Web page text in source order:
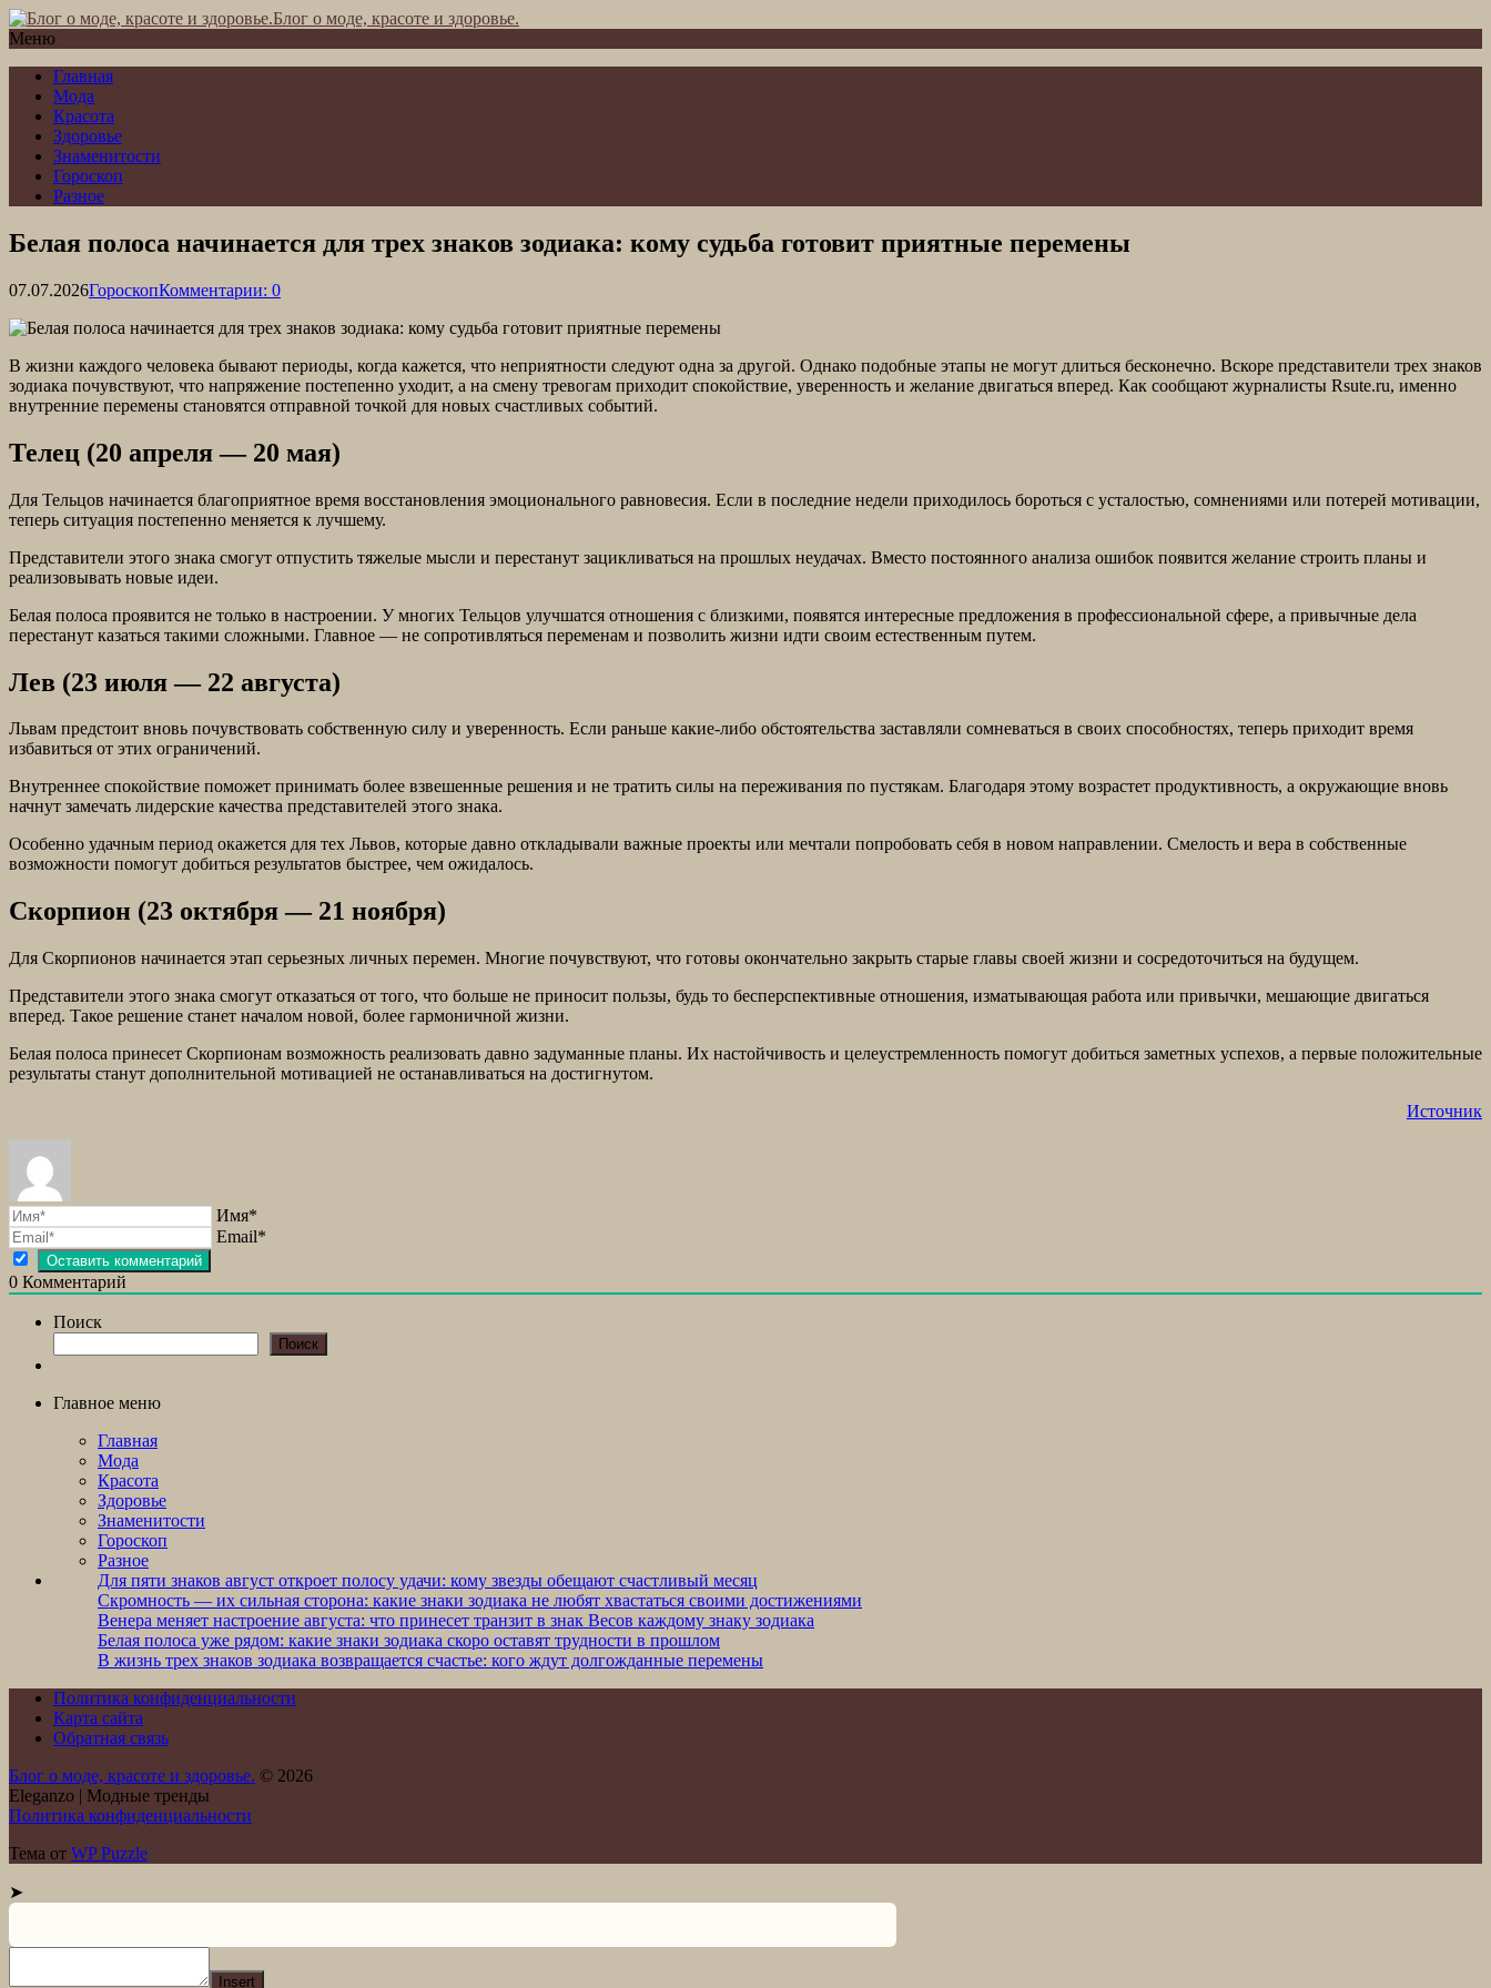
Блог о моде, красоте и здоровье.
Меню
Главная
Мода
Красота
Здоровье
Знаменитости
Гороскоп
Разное
Белая полоса начинается для трех знаков зодиака: кому судьба готовит приятные перемены
07.07.2026ГороскопКомментарии: 0
В жизни каждого человека бывают периоды, когда кажется, что неприятности следуют одна за другой. Однако подобные этапы не могут длиться бесконечно. Вскоре представители трех знаков
зодиака почувствуют, что напряжение постепенно уходит, а на смену тревогам приходит спокойствие, уверенность и желание двигаться вперед. Как сообщают журналисты Rsute.ru, именно
внутренние перемены становятся отправной точкой для новых счастливых событий.
Телец (20 апреля — 20 мая)
Для Тельцов начинается благоприятное время восстановления эмоционального равновесия. Если в последние недели приходилось бороться с усталостью, сомнениями или потерей мотивации,
теперь ситуация постепенно меняется к лучшему.
Представители этого знака смогут отпустить тяжелые мысли и перестанут зацикливаться на прошлых неудачах. Вместо постоянного анализа ошибок появится желание строить планы и
реализовывать новые идеи.
Белая полоса проявится не только в настроении. У многих Тельцов улучшатся отношения с близкими, появятся интересные предложения в профессиональной сфере, а привычные дела
перестанут казаться такими сложными. Главное — не сопротивляться переменам и позволить жизни идти своим естественным путем.
Лев (23 июля — 22 августа)
Львам предстоит вновь почувствовать собственную силу и уверенность. Если раньше какие-либо обстоятельства заставляли сомневаться в своих способностях, теперь приходит время
избавиться от этих ограничений.
Внутреннее спокойствие поможет принимать более взвешенные решения и не тратить силы на переживания по пустякам. Благодаря этому возрастет продуктивность, а окружающие вновь
начнут замечать лидерские качества представителей этого знака.
Особенно удачным период окажется для тех Львов, которые давно откладывали важные проекты или мечтали попробовать себя в новом направлении. Смелость и вера в собственные
возможности помогут добиться результатов быстрее, чем ожидалось.
Скорпион (23 октября — 21 ноября)
Для Скорпионов начинается этап серьезных личных перемен. Многие почувствуют, что готовы окончательно закрыть старые главы своей жизни и сосредоточиться на будущем.
Представители этого знака смогут отказаться от того, что больше не приносит пользы, будь то бесперспективные отношения, изматывающая работа или привычки, мешающие двигаться
вперед. Такое решение станет началом новой, более гармоничной жизни.
Белая полоса принесет Скорпионам возможность реализовать давно задуманные планы. Их настойчивость и целеустремленность помогут добиться заметных успехов, а первые положительные
результаты станут дополнительной мотивацией не останавливаться на достигнутом.
Источник
Имя*
Email*
0 Комментарий
Поиск
Поиск
Главное меню
Главная
Мода
Красота
Здоровье
Знаменитости
Гороскоп
Разное
Для пяти знаков август откроет полосу удачи: кому звезды обещают счастливый месяц
Скромность — их сильная сторона: какие знаки зодиака не любят хвастаться своими достижениями
Венера меняет настроение августа: что принесет транзит в знак Весов каждому знаку зодиака
Белая полоса уже рядом: какие знаки зодиака скоро оставят трудности в прошлом
В жизнь трех знаков зодиака возвращается счастье: кого ждут долгожданные перемены
Политика конфиденциальности
Карта сайта
Обратная связь
Блог о моде, красоте и здоровье. © 2026
Eleganzo | Модные тренды
Политика конфиденциальности
Тема от WP Puzzle
➤
Insert